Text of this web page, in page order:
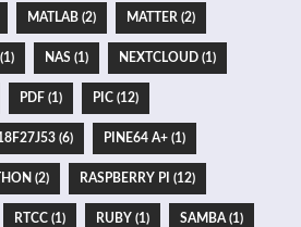
MATLAB (2) MATTER (2)
NAS (1) NEXTCLOUD (1)
PDF (1) PIC (12)
(6) PINE64 A+ (1)
(2) RASPBERRY PI (12)
RTCC (1) RUBY (1) SAMBA (1)